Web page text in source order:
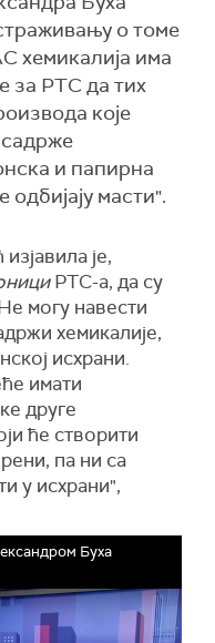
о томе
хемикалија има
за РТС да тих
које
и папирна
масти".
је,
РТС-а, да су
могу навести
хемикалије,
исхрани.
имати
друге
ће створити
па ни са
у исхрани",
Буха